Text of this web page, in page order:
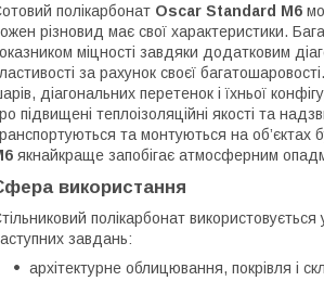
полікарбонат Oscar Standard M6
різновид має свої характеристики.
міцності завдяки додатковим
за рахунок своєї
діагональних перетенок і їхньої
підвищені теплоізоляційні якості та
та монтуються на об’єктах
якнайкраще запобігає атмосферним
використання
полікарбонат
завдань:
архітектурне облицювання, покрівля і